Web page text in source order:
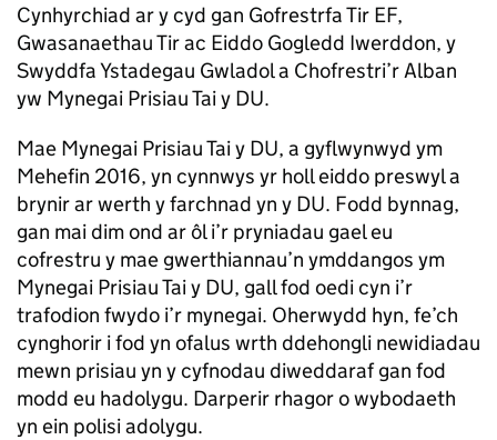
Cynhyrchiad ar y cyd gan Gofrestrfa Tir EF,
Gwasanaethau Tir ac Eiddo Gogledd Iwerddon, y
Swyddfa Ystadegau Gwladol a Chofrestri’r Alban
yw Mynegai Prisiau Tai y DU.
Mae Mynegai Prisiau Tai y DU, a gyflwynwyd ym
Mehefin 2016, yn cynnwys yr holl eiddo preswyl a
brynir ar werth y farchnad yn y DU. Fodd bynnag,
gan mai dim ond ar ôl i’r pryniadau gael eu
cofrestru y mae gwerthiannau’n ymddangos ym
Mynegai Prisiau Tai y DU, gall fod oedi cyn i’r
trafodion fwydo i’r mynegai. Oherwydd hyn, fe’ch
cynghorir i fod yn ofalus wrth ddehongli newidiadau
mewn prisiau yn y cyfnodau diweddaraf gan fod
modd eu hadolygu. Darperir rhagor o wybodaeth
yn ein polisi adolygu.